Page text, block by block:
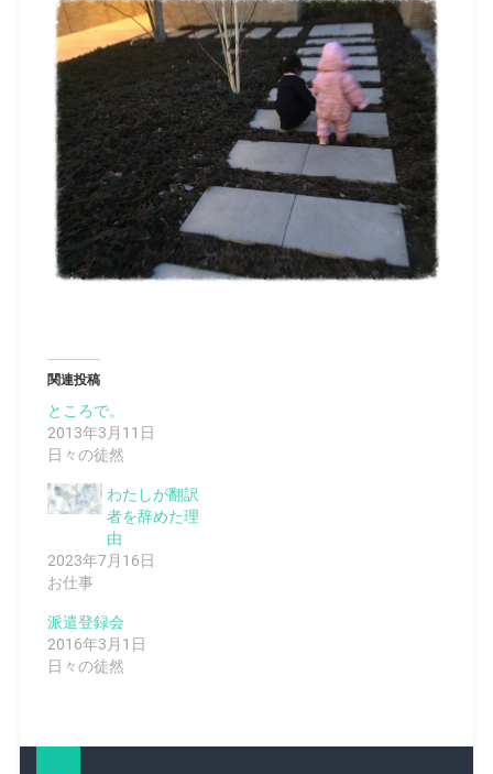
関連投稿
ところで。
2013年3月11日
日々の徒然
わたしが翻訳
者を辞めた理
由
2023年7月16日
お仕事
派遣登録会
2016年3月1日
日々の徒然